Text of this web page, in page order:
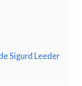
Sigurd Leeder